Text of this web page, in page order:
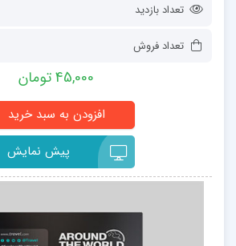
تعداد بازدید
تعداد فروش
45,000 تومان
پیش نمایش